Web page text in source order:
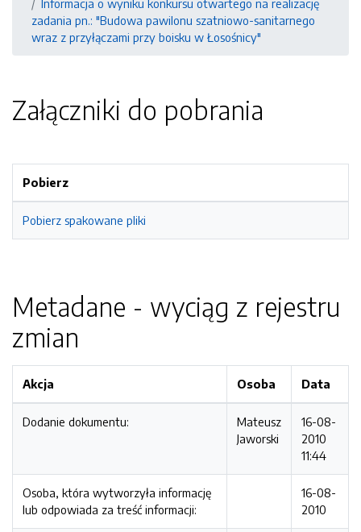
Informacja o wyniku konkursu otwartego na realizację
zadania pn.: "Budowa pawilonu szatniowo-sanitarnego
wraz z przyłączami przy boisku w Łosośnicy"
Załączniki do pobrania
Pobierz
Pobierz spakowane pliki
Metadane - wyciąg z rejestru
zmian
Akcja Osoba Data
Dodanie dokumentu:
Mateusz
Jaworski
16-08-
2010
11:44
Osoba, która wytworzyła informację
lub odpowiada za treść informacji:
16-08-
2010